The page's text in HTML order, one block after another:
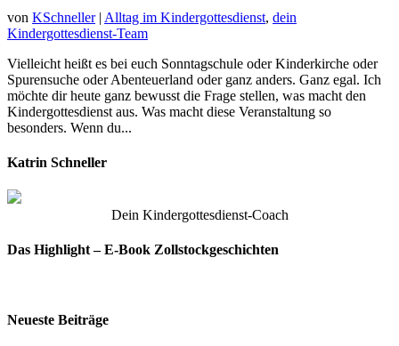
von KSchneller| Alltag im Kindergottesdienst, dein
Kindergottesdienst-Team
Vielleicht heißt es bei euch Sonntagschule oder Kinderkirche oder
Spurensuche oder Abenteuerland oder ganz anders. Ganz egal. Ich
möchte dir heute ganz bewusst die Frage stellen, was macht den
Kindergottesdienst aus. Was macht diese Veranstaltung so
besonders. Wenn du...
Katrin Schneller
Dein Kindergottesdienst-Coach
Das Highlight – E-Book Zollstockgeschichten
Neueste Beiträge